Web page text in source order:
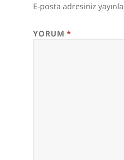
E-posta adresiniz
YORUM*